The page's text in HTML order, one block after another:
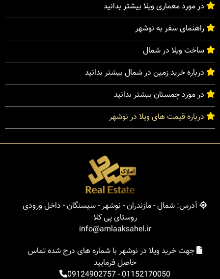
در مورد معماری ویلا بیشتر بدانید
راهنمای سفر به نوشهر
ساخت ویلا در شمال
درباره خرید زمین در شمال بیشتر بدانید
در مورد چمستان بیشتر بدانید
درباره قیمت های ویلا در نوشهر
آدرس: شمال - مازندران - نوشهر - سیسنگان - داخل ورودی
روستای پی کلا
info@amlaaksahel.ir
جهت خرید ویلا در نوشهر با شماره های درج شده تماس
حاصل فرمایید
01152170050
-
09124902757